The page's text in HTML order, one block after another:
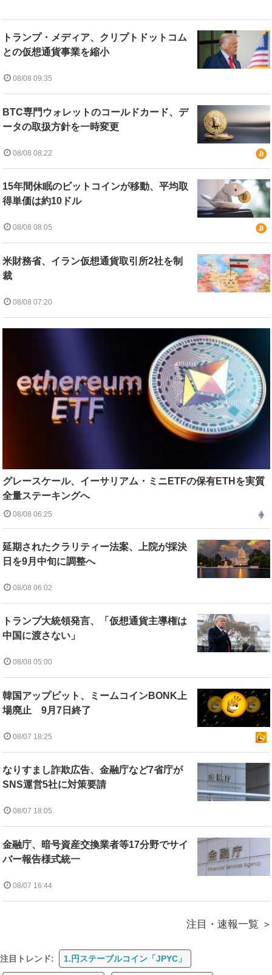
トランプ・メディア、クリプトドットコム
との仮想通貨事業を縮小
08/08 09:35
BTC専門ウォレットのコールドカード、デ
ータの取扱方針を一時変更
08/08 08:22
15年間休眠のビットコインが移動、平均取
得単価は約10ドル
08/08 08:05
米財務省、イラン仮想通貨取引所2社を制
裁
08/08 07:20
グレースケール、イーサリアム・ミニETFの保有ETHを実質
全量ステーキングへ
08/08 06:25
延期されたクラリティー法案、上院が採決
日を9月中旬に調整へ
08/08 06:02
トランプ大統領発言、「仮想通貨主導権は
中国に渡さない」
08/08 05:00
韓国アップビット、ミームコインBONK上
場廃止 9月7日終了
08/07 18:25
なりすまし詐欺広告、金融庁など7省庁が
SNS運営5社に対策要請
08/07 18:05
金融庁、暗号資産交換業者等17分野でサイ
バー報告様式統一
08/07 16:44
注目・速報一覧
注目トレンド: 1.円ステーブルコイン「JPYC」